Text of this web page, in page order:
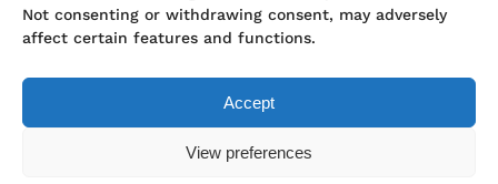
Not consenting or withdrawing consent, may adversely
affect certain features and functions.
Accept
View preferences